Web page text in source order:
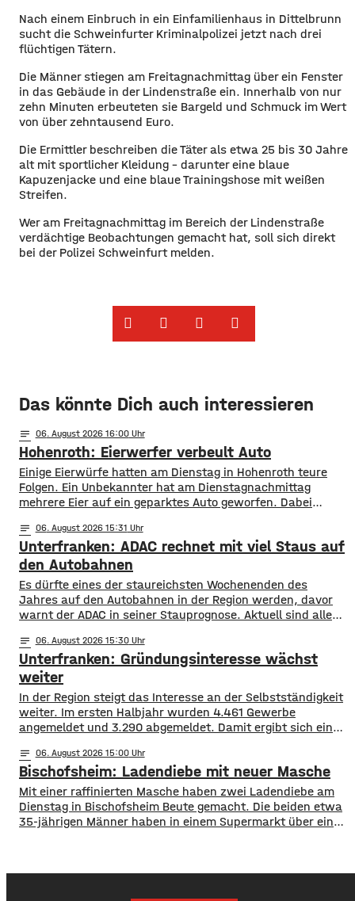
Nach einem Einbruch in ein Einfamilienhaus in Dittelbrunn
sucht die Schweinfurter Kriminalpolizei jetzt nach drei
flüchtigen Tätern.
Die Männer stiegen am Freitagnachmittag über ein Fenster
in das Gebäude in der Lindenstraße ein. Innerhalb von nur
zehn Minuten erbeuteten sie Bargeld und Schmuck im Wert
von über zehntausend Euro.
Die Ermittler beschreiben die Täter als etwa 25 bis 30 Jahre
alt mit sportlicher Kleidung – darunter eine blaue
Kapuzenjacke und eine blaue Trainingshose mit weißen
Streifen.
Wer am Freitagnachmittag im Bereich der Lindenstraße
verdächtige Beobachtungen gemacht hat, soll sich direkt
bei der Polizei Schweinfurt melden.
Das könnte Dich auch interessieren
notes 06. August 2026 16:00
Hohenroth: Eierwerfer verbeult Auto
Einige Eierwürfe hatten am Dienstag in Hohenroth teure
Folgen. Ein Unbekannter hat am Dienstagnachmittag
mehrere Eier auf ein geparktes Auto geworfen. Dabei
Sachschaden von mehreren hundert Euro entstand. Die
Polizei Bad Neustadt sucht jetzt nach möglichen Zeugen
der Wurfaktion. Ob bei der Tat Eier zu Bruch gingen
notes 06. August 2026 15:31
Unterfranken: ADAC rechnet mit viel Staus auf
den Autobahnen
Es dürfte eines der staureichsten Wochenenden des
Jahres auf den Autobahnen in der Region werden, davor
warnt der ADAC in seiner Stauprognose. Aktuell sind alle
Hessen, Rheinland-Pfalz und dem Saarland. Auch in den
skandinavischen Ländern beginnt die Schule langsam
wieder. Daher dürfte es auf A 3 und
notes 06. August 2026 15:30
Unterfranken: Gründungsinteresse wächst
weiter
In der Region steigt das Interesse an der Selbstständigkeit
weiter. Im ersten Halbjahr wurden 4.461 Gewerbe
angemeldet und 3.290 abgemeldet. Damit ergibt sich ein
verzeichneten Würzburg, der Landkreis Würzburg sowie
die Regionen Haßberge, Bad Kissingen und Schweinfurt.
Nach dem aktuellen IHK-Report entstehen viele
Gründungen allerdings aus dem Wunsch
notes 06. August 2026 15:00
Bischofsheim: Ladendiebe mit neuer Masche
Mit einer raffinierten Masche haben zwei Ladendiebe am
Dienstag in Bischofsheim Beute gemacht. Die beiden etwa
35-jährigen Männer haben in einem Supermarkt über eine